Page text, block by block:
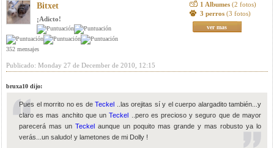
Bitxet
¡Adicto!
352 mensajes
1 Albumes (2 fotos)
3 perros (3 fotos)
ver mas
Publicado: Monday 27 de December de 2010, 12:15
bruxa10 dijo:
Pues el morrito no es de Teckel ..las orejitas sí y el cuerpo alargadito también...y
claro es mas anchito que unTeckel ..pero es precioso y seguro que de mayor
parecerá mas un Teckel aunque un poquito mas grande y mas robusto ya lo
verás...un saludo! y lametones de mi Dolly !